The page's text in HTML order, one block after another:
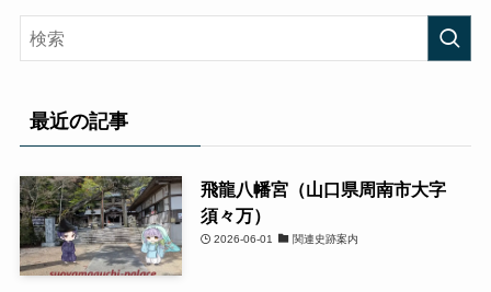
最近の記事
飛龍八幡宮（山口県周南市大字
須々万）
2026-06-01 関連史跡案内